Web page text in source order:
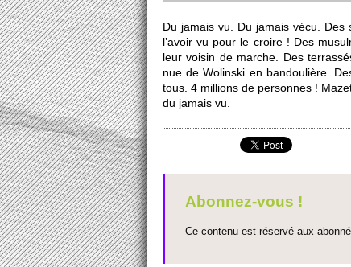
Du jamais vu. Du jamais vécu.
l’avoir vu pour le cro­ire ! Des
leur vo­isin de marche. Des
nue de Wo­linski en bandoulière.
tous. 4 mi­l­lions de personnes !
du jamais vu.
Abonnez-vous !
Ce contenu est réservé aux